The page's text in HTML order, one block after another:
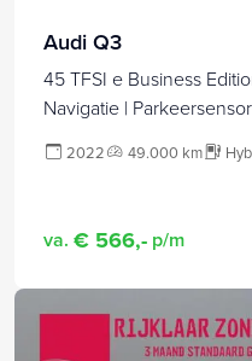
Audi Q3
45 TFSI e Business
Navigatie |
2022 49.000 km
va. € 566,- p/m